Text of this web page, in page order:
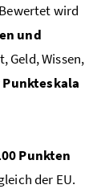
wird
und
Geld, Wissen,
Punkteskala
Punkten
der EU.